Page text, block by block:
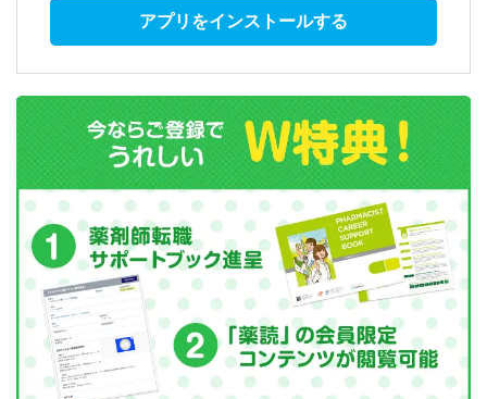
アプリをインストールする